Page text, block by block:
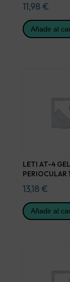
11,98 €
Añadir al
LETI AT-4 GEL
PERIOCULAR
13,18 €
Añadir al